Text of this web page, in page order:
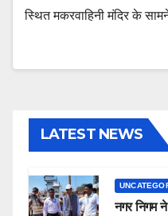
स्थित मकरवाहिनी मंदिर के
LATEST NEWS
नगर निगम ने